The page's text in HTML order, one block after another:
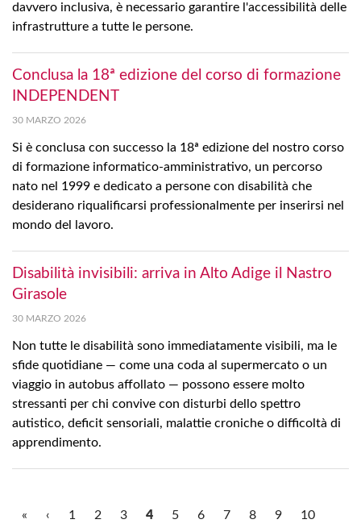
davvero inclusiva, è necessario garantire l'accessibilità delle
infrastrutture a tutte le persone.
Conclusa la 18ª edizione del corso di formazione
INDEPENDENT
30 MARZO 2026
Si è conclusa con successo la 18ª edizione del nostro corso
di formazione informatico-amministrativo, un percorso
nato nel 1999 e dedicato a persone con disabilità che
desiderano riqualificarsi professionalmente per inserirsi nel
mondo del lavoro.
Disabilità invisibili: arriva in Alto Adige il Nastro
Girasole
30 MARZO 2026
Non tutte le disabilità sono immediatamente visibili, ma le
sfide quotidiane — come una coda al supermercato o un
viaggio in autobus affollato — possono essere molto
stressanti per chi convive con disturbi dello spettro
autistico, deficit sensoriali, malattie croniche o difficoltà di
apprendimento.
« ‹ 1 2 3 4 5 6 7 8 9 10